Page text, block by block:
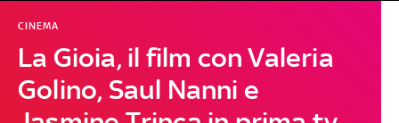
La Gioia, il film con Valeria
Golino, Saul Nanni e
CINEMA